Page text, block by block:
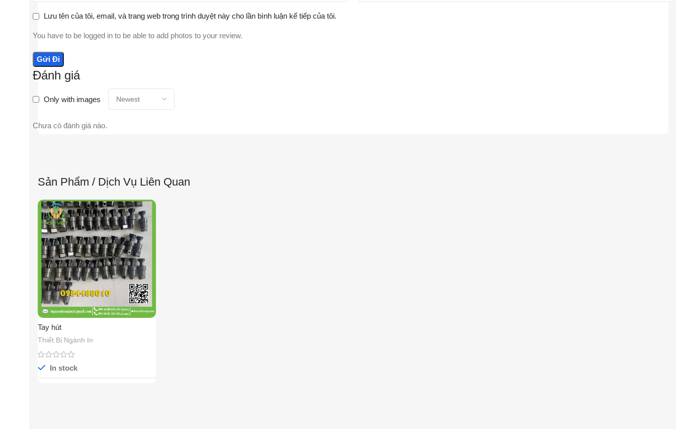
Đánh giá
Only with images
Chưa có đánh giá nào.
Lưu tên của tôi, email, và trang web trong trình duyệt này cho lần bình luận kế tiếp của tôi.
You have to be logged in to be able to add photos to your review.
Sản Phẩm / Dịch Vụ Liên Quan
Tay hút
Thiết Bị Ngành In
In stock